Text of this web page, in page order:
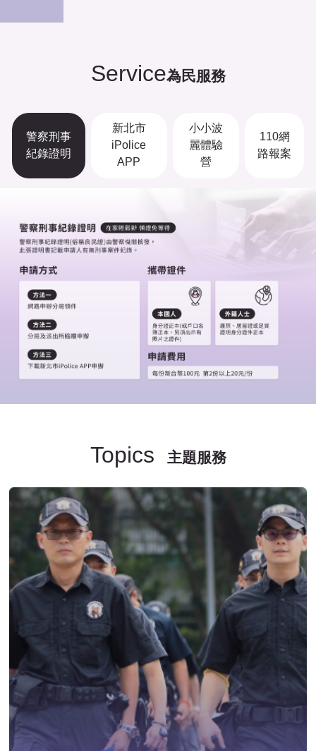
Service為民服務
警察刑事
紀錄證明
新北市
iPolice
APP
小小波
麗體驗
營
110網
路報案
Topics 主題服務